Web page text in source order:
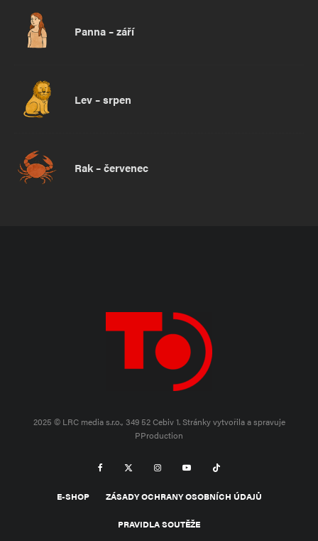
Panna – září
Lev – srpen
Rak – červenec
2025 © LRC media s.r.o., 349 52 Cebiv 1.Stránky vytvořila a spravuje
PProduction
E-SHOP ZÁSADY OCHRANY OSOBNÍCH ÚDAJŮ
PRAVIDLA SOUTĚŽE